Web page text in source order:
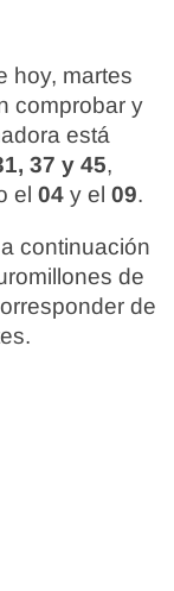
hoy, martes
comprobar y
está
37 y 45,
el 04 y el 09.
continuación
de
de